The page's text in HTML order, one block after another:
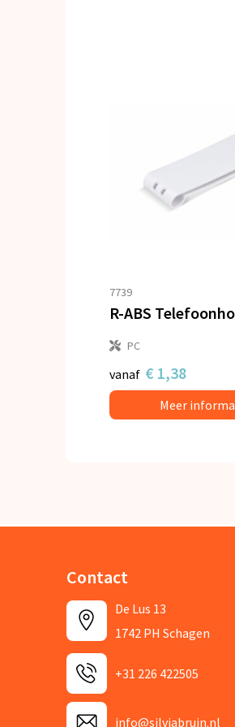
7739
PC
vanaf € 1,38
Meer
Contact
De Lus 13
1742 PH Schagen
+31 226 422505
info@silviabruin.nl